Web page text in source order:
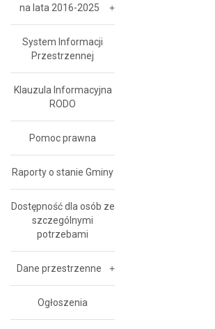
na lata 2016-2025
System Informacji
Przestrzennej
Klauzula Informacyjna
RODO
Pomoc prawna
Raporty o stanie Gminy
Dostępność dla osób ze
szczególnymi
potrzebami
Dane przestrzenne
Ogłoszenia